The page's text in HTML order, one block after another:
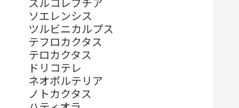
ソエレンシス
ツルビニカルプス
テフロカクタス
テロカクタス
ドリコテレ
ネオポルテリア
ノトカクタス